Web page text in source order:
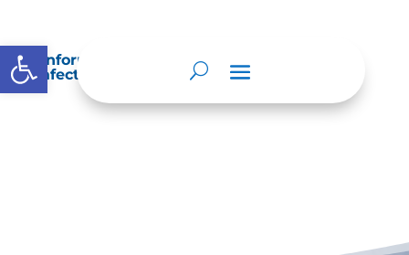
Abrir barra de herramientas
Información sobre decisiones que puede
afectar al público